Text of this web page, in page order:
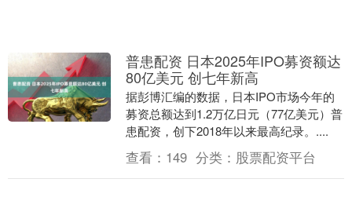
普患配资 日本2025年IPO募资额达
80亿美元 创七年新高
据彭博汇编的数据，日本IPO市场今年的
募资总额达到1.2万亿日元（77亿美元）普
患配资，创下2018年以来最高纪录。....
查看： 149 分类： 股票配资平台